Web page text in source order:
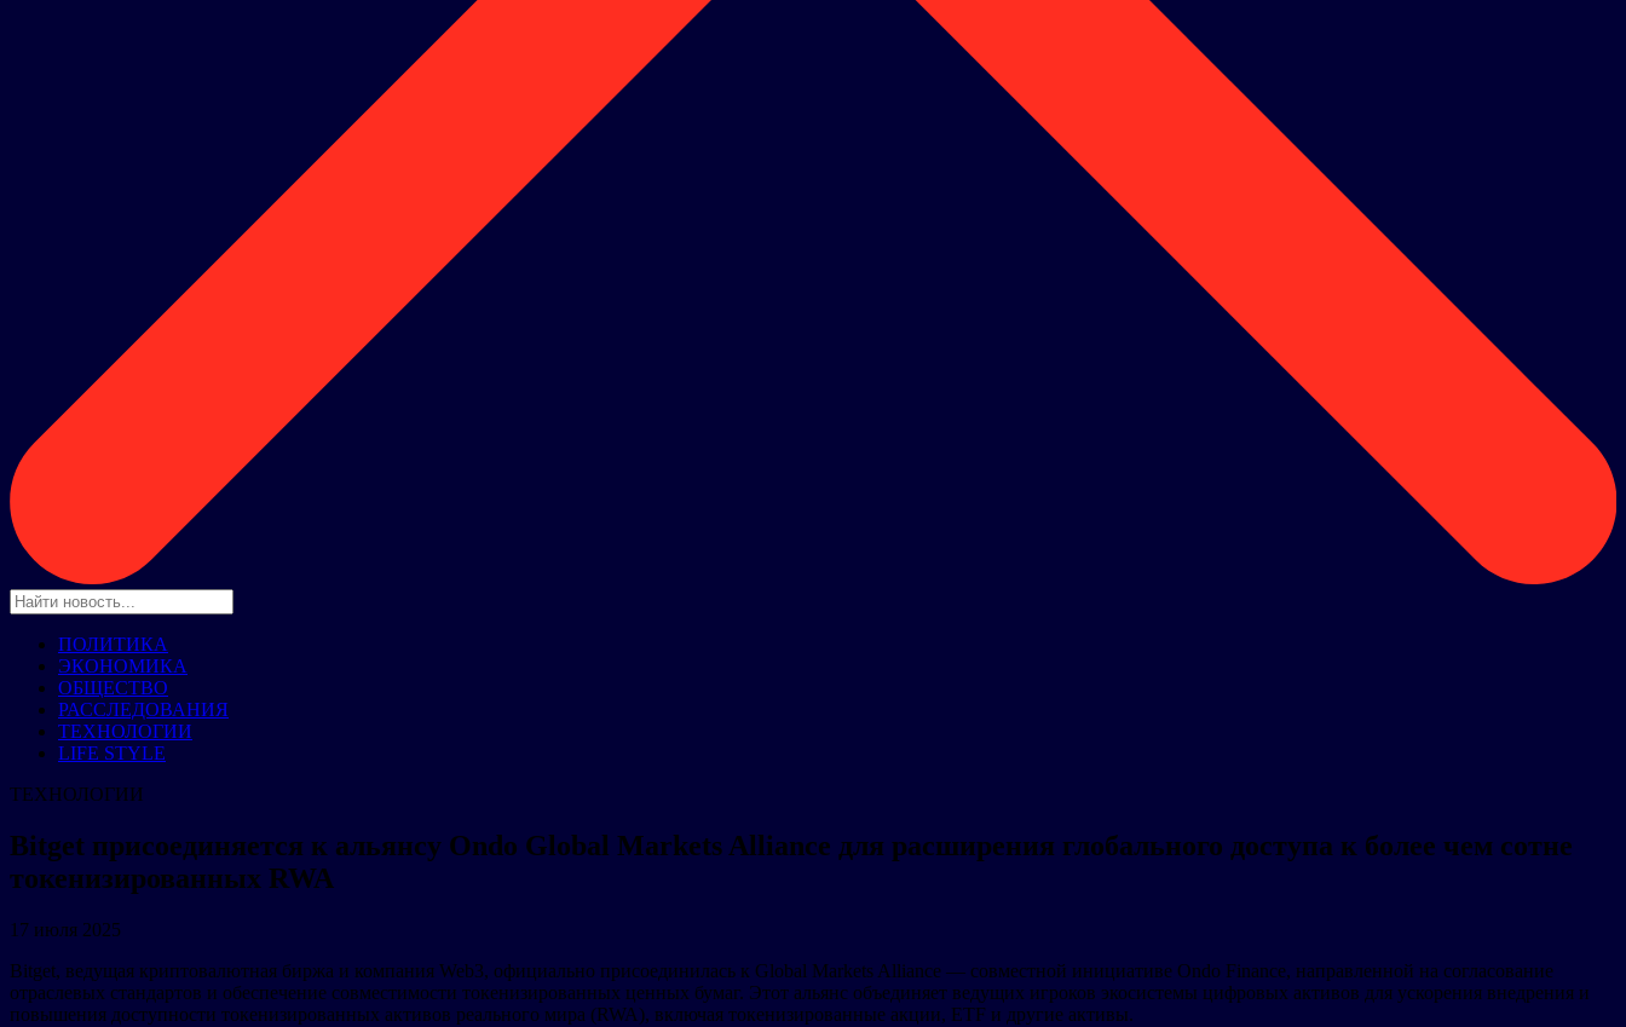
ПОЛИТИКА
ЭКОНОМИКА
ОБЩЕСТВО
РАССЛЕДОВАНИЯ
ТЕХНОЛОГИИ
LIFE STYLE
ТЕХНОЛОГИИ
Bitget присоединяется к альянсу Ondo Global Markets Alliance для расширения глобального доступа к более чем сотне
токенизированных RWA
17 июля 2025
Bitget, ведущая криптовалютная биржа и компания Web3, официально присоединилась к Global Markets Alliance — совместной инициативе Ondo Finance, направленной на согласование
отраслевых стандартов и обеспечение совместимости токенизированных ценных бумаг. Этот альянс объединяет ведущих игроков экосистемы цифровых активов для ускорения внедрения и
повышения доступности токенизированных активов реального мира (RWA), включая токенизированные акции, ETF и другие активы.